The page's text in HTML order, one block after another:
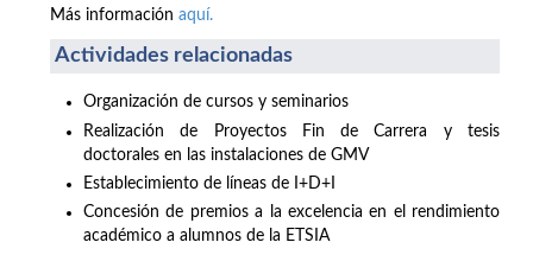
Más información aquí.
Actividades relacionadas
Organización de cursos y seminarios
Realización de Proyectos Fin de Carrera y tesis
doctorales en las instalaciones de GMV
Establecimiento de líneas de I+D+I
Concesión de premios a la excelencia en el rendimiento
académico a alumnos de la ETSIA